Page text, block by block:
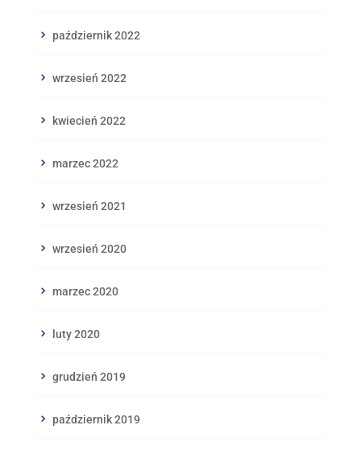
październik 2022
wrzesień 2022
kwiecień 2022
marzec 2022
wrzesień 2021
wrzesień 2020
marzec 2020
luty 2020
grudzień 2019
październik 2019